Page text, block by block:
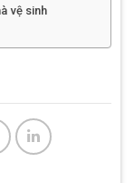
vệ sinh